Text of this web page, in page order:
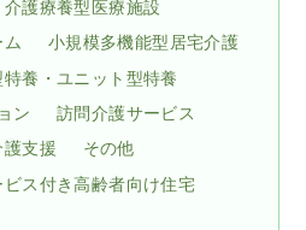
介護療養型医療施設
ム
小規模多機能型居宅介護
特養・ユニット型特養
ン
訪問介護サービス
護支援
その他
ビス付き高齢者向け住宅